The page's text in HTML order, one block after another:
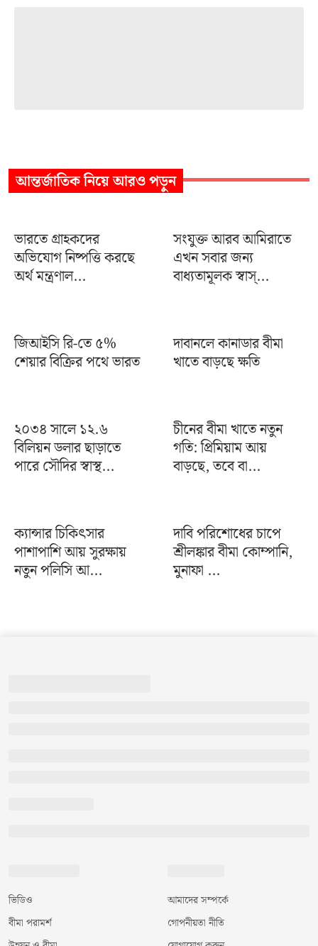
আন্তর্জাতিকনিয়ে আরও পড়ুন
ভারতে গ্রাহকদের
অভিযোগ নিষ্পত্তি করছে
অর্থ মন্ত্রণাল...
সংযুক্ত আরব আমিরাতে
এখন সবার জন্য
বাধ্যতামূলক স্বাস্...
জিআইসি রি-তে ৫%
শেয়ার বিক্রির পথে ভারত
দাবানলে কানাডার বীমা
খাতে বাড়ছে ক্ষতি
২০৩৪ সালে ১২.৬
বিলিয়ন ডলার ছাড়াতে
পারে সৌদির স্বাস্থ...
চীনের বীমা খাতে নতুন
গতি: প্রিমিয়াম আয়
বাড়ছে, তবে বা...
ক্যান্সার চিকিৎসার
পাশাপাশি আয় সুরক্ষায়
নতুন পলিসি আ...
দাবি পরিশোধের চাপে
শ্রীলঙ্কার বীমা কোম্পানি,
মুনাফা ...
ভিডিও
বীমা পরামর্শ
আমাদের সম্পর্কে
গোপনীয়তা নীতি